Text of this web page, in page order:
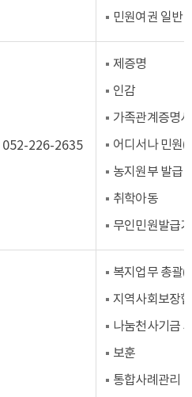
민원여권 일반
052-226-2635
제증명
인감
가족관계증명서
어디서나 민원
농지원부 발급
취학아동
무인민원발급
복지업무 총괄(
지역사회보장
나눔천사기금
보훈
통합사례관리